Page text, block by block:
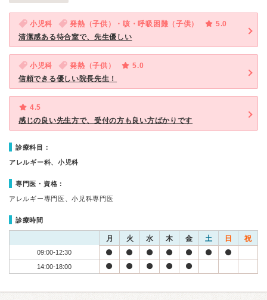
小児科 発熱（子供）・咳・呼吸困難（子供）
5.0
清潔感ある待合室で、先生優しい
小児科 発熱（子供）
5.0
信頼できる優しい院長先生！
4.5
感じの良い先生方で、受付の方も良い方ばかりです
診療科目：
アレルギー科、小児科
専門医・資格：
アレルギー専門医、小児科専門医
診療時間
月 火 水 木 金 土 日 祝
09:00-12:30
14:00-18:00